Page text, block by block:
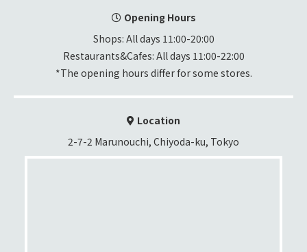
Opening Hours
Shops: All days 11:00-20:00
Restaurants&Cafes: All days 11:00-22:00
*The opening hours differ for some stores.
Location
2-7-2 Marunouchi, Chiyoda-ku, Tokyo